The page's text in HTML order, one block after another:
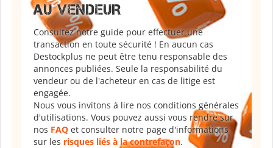
AU VENDEUR
Consultez notre guide pour effectuer une
transaction en toute sécurité ! En aucun cas
Destockplus ne peut être tenu responsable des
annonces publiées. Seule la responsabilité du
vendeur ou de l'acheteur en cas de litige est
engagée.
Nous vous invitons à lire nos conditions générales
d'utilisations. Vous pouvez aussi vous rendre sur
nos FAQ et consulter notre page d'informations
sur les risques liés à la contrefaçon.